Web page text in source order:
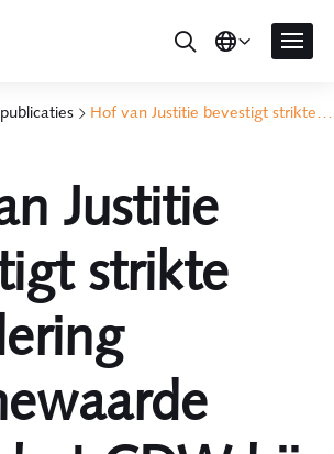
Hof van Justitie bevestigt strikte benadering douanewaarde onder het CDW bij opeenvolgende verkopen
Justitie
strikte